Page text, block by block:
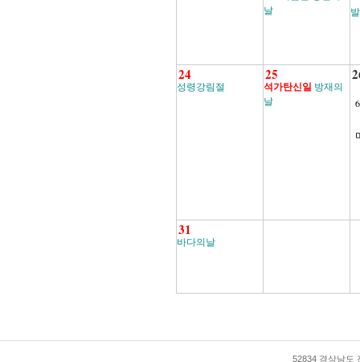
날
24
성령강림절
25
석가탄신일 방재의
날
31
바다의날
52834 경상남도